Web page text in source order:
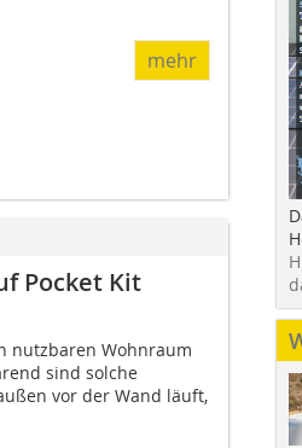
mehr
Pocket Kit
nutzbaren Wohnraum
sind solche
vor der Wand läuft,